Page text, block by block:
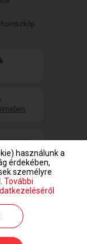
Central Europe Zrt.
használunk a
érdekében,
személyre
További